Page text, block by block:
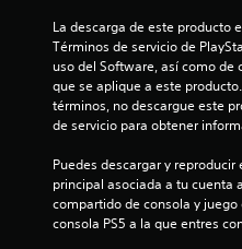
La descarga de este producto
Términos de servicio de
uso del Software, así como
que se aplique a este
términos, no descargue este
de servicio para obtener
Puedes descargar y
principal asociada a tu cuenta
compartido de consola y
consola PS5 a la que entres